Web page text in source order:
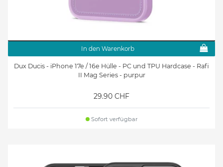
In den Warenkorb
Dux Ducis - iPhone 17e / 16e Hülle - PC und TPU Hardcase - Rafi
II Mag Series - purpur
29.90 CHF
Sofort verfügbar